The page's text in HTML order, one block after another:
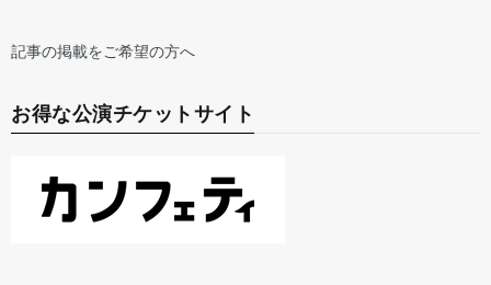
記事の掲載をご希望の方へ
お得な公演チケットサイト